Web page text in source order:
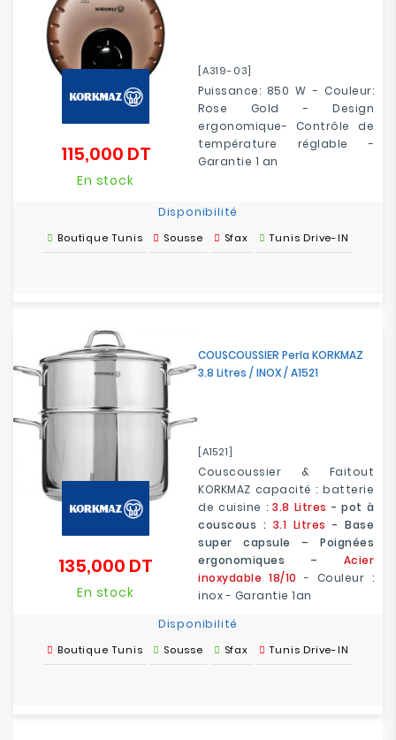
[A319-03]
Puissance: 850 W - Couleur:
Rose Gold - Design
ergonomique- Contrôle de
température réglable -
Garantie 1 an
115,000 DTPrix
En stock
Disponibilité
Boutique Tunis Sousse Sfax Tunis Drive-IN
COUSCOUSSIER Perla KORKMAZ
3.8 Litres / INOX / A1521
[A1521]
Couscoussier & Faitout
KORKMAZ capacité : batterie
de cuisine : 3.8 Litres - pot à
couscous : 3.1 Litres - Base
super capsule – Poignées
ergonomiques – Acier
inoxydable 18/10 - Couleur :
inox - Garantie 1an
135,000 DT
En stock
Disponibilité
Boutique Tunis Sousse Sfax Tunis Drive-IN